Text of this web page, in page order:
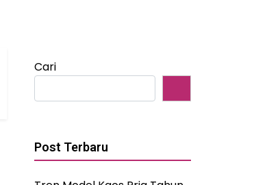
Cari
Post Terbaru